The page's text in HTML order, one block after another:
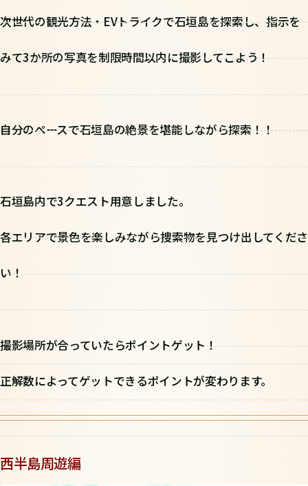
次世代の観光方法・EVトライクで石垣島を探索し、指示を
みて3か所の写真を制限時間以内に撮影してこよう！
自分のペースで石垣島の絶景を堪能しながら探索！！
石垣島内で3クエスト用意しました。
各エリアで景色を楽しみながら捜索物を見つけ出してくださ
い！
撮影場所が合っていたらポイントゲット！
正解数によってゲットできるポイントが変わります。
西半島周遊編